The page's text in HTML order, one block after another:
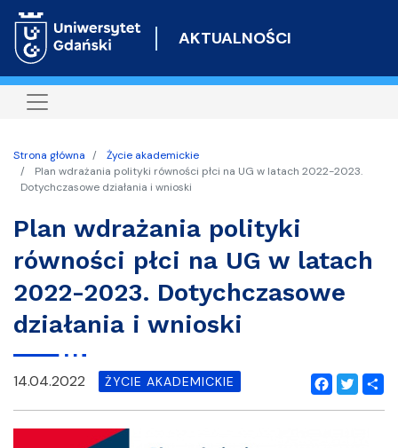
do
AKTUALNOŚCI
Strona główna
Życie akademickie
Plan wdrażania polityki równości płci na UG w latach 2022-2023.
Dotychczasowe działania i wnioski
Plan wdrażania polityki
równości płci na UG w latach
2022-2023. Dotychczasowe
działania i wnioski
Facebook
Twitter
14.04.2022 ŻYCIE AKADEMICKIE